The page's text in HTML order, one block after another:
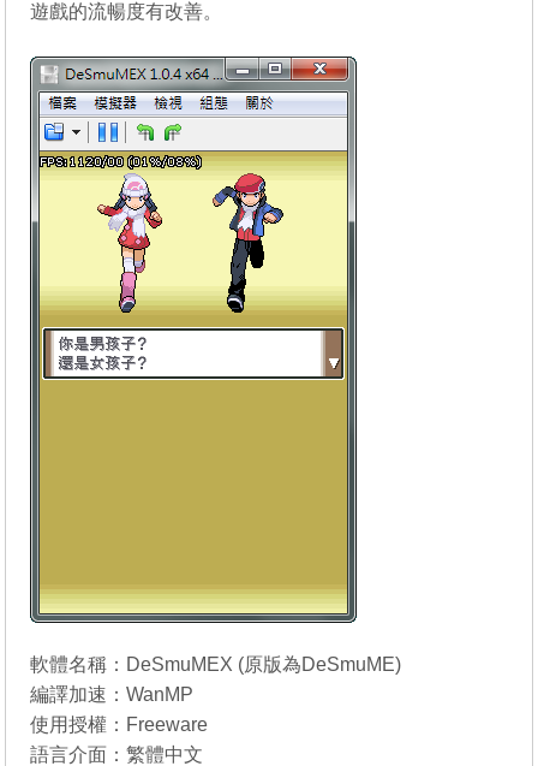
遊戲的流暢度有改善。
軟體名稱：DeSmuMEX (原版為DeSmuME)
編譯加速：WanMP
使用授權：Freeware
語言介面：繁體中文